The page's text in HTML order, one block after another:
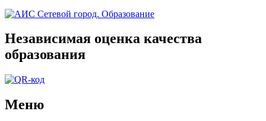
Независимая оценка качества
образования
Меню